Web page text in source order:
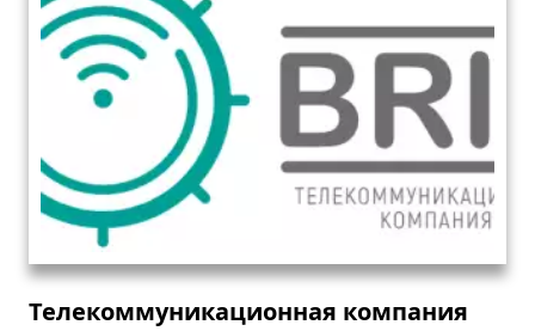
Телекоммуникационная компания